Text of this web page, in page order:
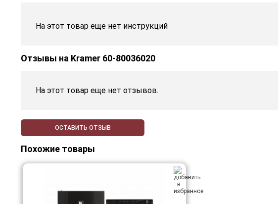
На этот товар еще нет инструкций
Отзывы на Kramer 60-80036020
На этот товар еще нет отзывов.
ОСТАВИТЬ ОТЗЫВ
Похожие товары